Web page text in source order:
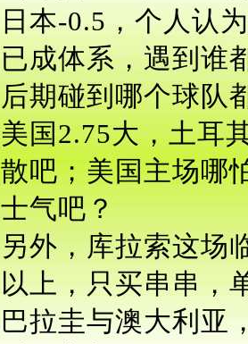
日本-0.5，个人认
已成体系，遇到谁
后期碰到哪个球队
美国2.75大，土耳
散吧；美国主场哪
士气吧？
另外，库拉索这场
以上，只买串串，
巴拉圭与澳大利亚